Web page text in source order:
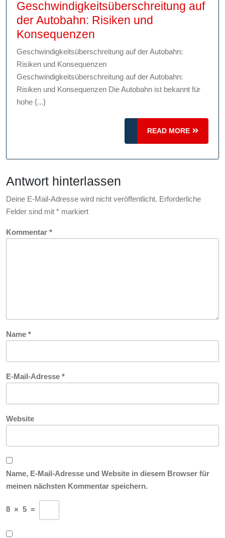
Geschwindigkeitsüberschreitung auf
der Autobahn: Risiken und
Konsequenzen
Gefahren
von
auf
Autobahn:
Konsequenzen
Geschwindigkeitsüberschreitung auf der Autobahn:
Risiken und Konsequenzen
Geschwindigkeitsüberschreitung auf der Autobahn:
Risiken und Konsequenzen Die Autobahn ist bekannt für
hohe {...}
READ MORE
READ
MORE
Antwort hinterlassen
Deine E-Mail-Adresse wird nicht veröffentlicht. Erforderliche
Felder sind mit * markiert
Kommentar *
Name *
E-Mail-Adresse *
Website
Name, E-Mail-Adresse und Website in diesem Browser für
meinen nächsten Kommentar speichern.
8 × 5 =